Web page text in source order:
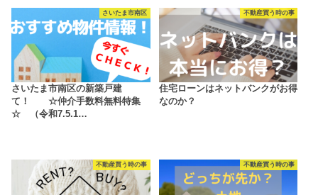
さいたま市南区
さいたま市南区の新築戸建
て！ ☆仲介手数料無料特集
☆ （令和7.5.1…
不動産買う時の事
住宅ローンはネットバンクがお得
なのか？
不動産買う時の事 不動産買う時の事